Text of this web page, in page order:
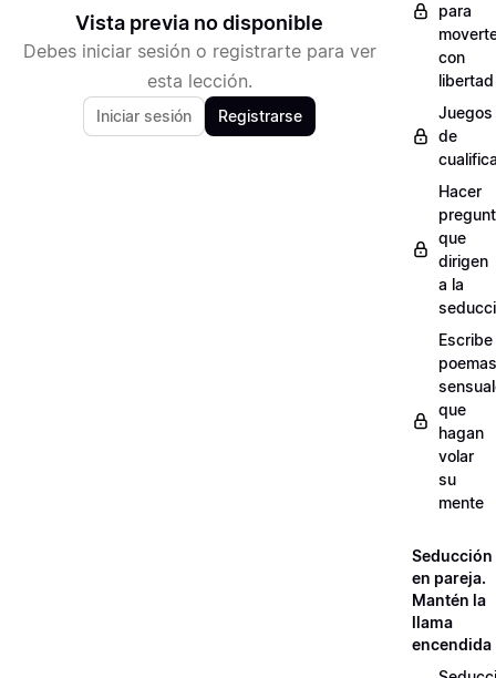
Vista previa no disponible
Debes iniciar sesión o registrarte para ver
esta lección.
Iniciar sesión Registrarse
para
con
libertad
Juegos
de
Hacer
que
dirigen
a la
Escribe
poemas
que
hagan
volar
su
mente
Seducción
en pareja.
Mantén la
llama
encendida